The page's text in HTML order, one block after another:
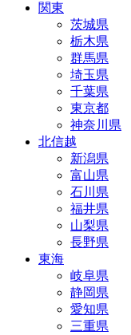
関東
茨城県
栃木県
群馬県
埼玉県
千葉県
東京都
神奈川県
北信越
新潟県
富山県
石川県
福井県
山梨県
長野県
東海
岐阜県
静岡県
愛知県
三重県